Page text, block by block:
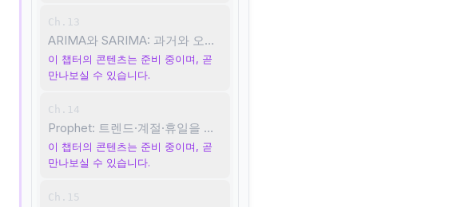
Ch.13
ARIMA와 SARIMA: 과거와 오차로 미래 예측하기
이 챕터의 콘텐츠는 준비 중이며, 곧
만나보실 수 있습니다.
Ch.14
Prophet: 트렌드·계절·휴일을 분해해서 예측하기
이 챕터의 콘텐츠는 준비 중이며, 곧
만나보실 수 있습니다.
Ch.15